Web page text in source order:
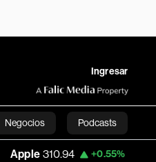
Ingresar
Negocios Podcasts
+0.55% USD COP 3,175.95